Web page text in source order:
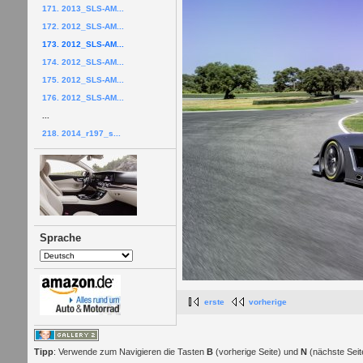
171. 2013_SLS-AM...
172. 2012_SLS-AM...
173. 2012_SLS-AM...
174. 2012_SLS-AM...
175. 2012_SLS-AM...
176. 2012_SLS-AM...
218. 2014_r197_s...
Sprache
erste vorherige
Tipp: Verwende zum Navigieren die Tasten B(vorherige Seite) und N(nächste